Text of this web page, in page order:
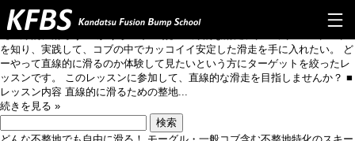
TOP
ABOUT US
PROGRAM
5/14(日)校長西担当 直線的に滑ろう in かぐらスキー場
5/14(日)校長西担当 直線的に滑ろう in かぐらスキー場
を知り、実践して、コブの中でカッコイイ安定した滑走を手に入れたい。 ど
ーやって直線的に滑るのか体験して見たいという方にターゲットを絞ったレ
ッスンです。 このレッスンに参加して、直線的な滑走を目指しませんか？ ■
レッスン内容 直線的に滑るための整地...
続きを見る »
検
索: